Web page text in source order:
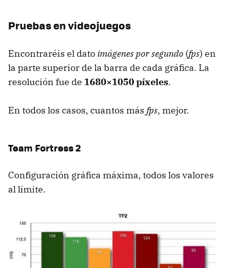
Pruebas en videojuegos
Encontraréis el dato imágenes por segundo (fps) en
la parte superior de la barra de cada gráfica. La
resolución fue de 1680×1050 píxeles.
En todos los casos, cuantos más fps, mejor.
Team Fortress 2
Configuración gráfica máxima, todos los valores
al límite.